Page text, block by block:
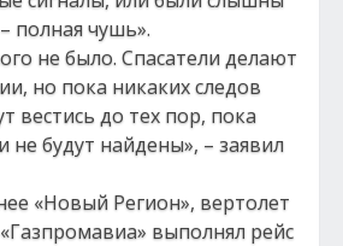
полная чушь».
не было. Спасатели делают
но пока никаких следов
вестись до тех пор, пока
не будут найдены», – заявил
«Новый Регион», вертолет
выполнял рейс